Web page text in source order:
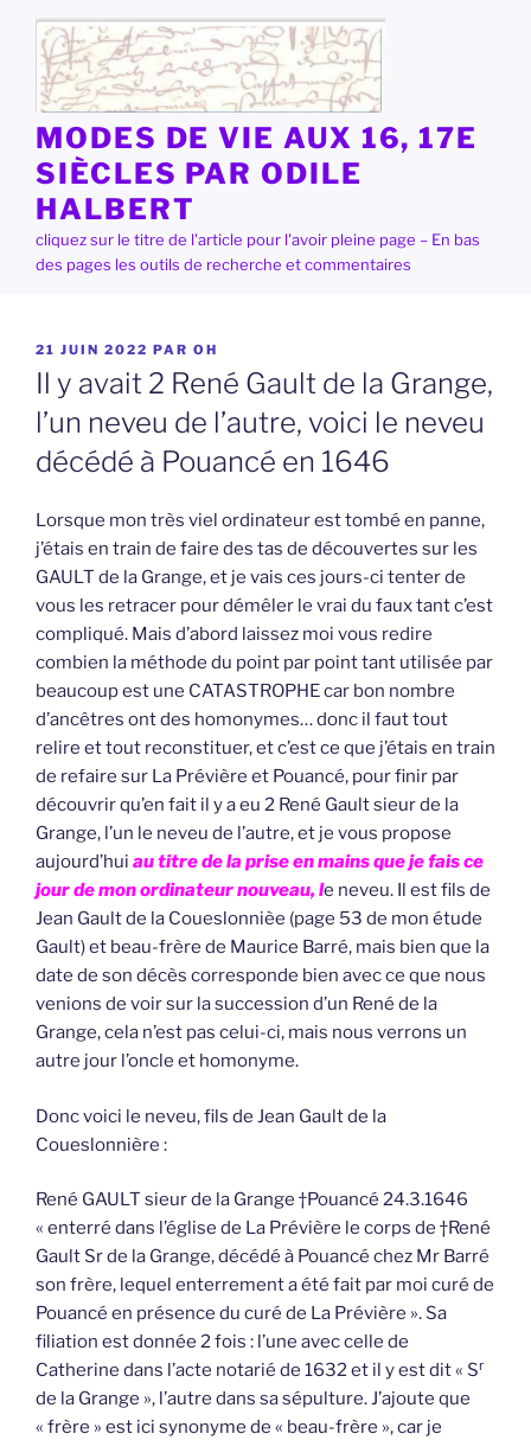
contenu
principal
MODES DE VIE AUX 16, 17E
SIÈCLES PAR ODILE
HALBERT
cliquez sur le titre de l'article pour l'avoir pleine page – En bas
des pages les outils de recherche et commentaires
PUBLIÉ
LE
21 JUIN 2022 PAR OH
Il y avait 2 René Gault de la Grange,
l’un neveu de l’autre, voici le neveu
décédé à Pouancé en 1646
Lorsque mon très viel ordinateur est tombé en panne,
j’étais en train de faire des tas de découvertes sur les
GAULT de la Grange, et je vais ces jours-ci tenter de
vous les retracer pour démêler le vrai du faux tant c’est
compliqué. Mais d’abord laissez moi vous redire
combien la méthode du point par point tant utilisée par
beaucoup est une CATASTROPHE car bon nombre
d’ancêtres ont des homonymes… donc il faut tout
relire et tout reconstituer, et c’est ce que j’étais en train
de refaire sur La Prévière et Pouancé, pour finir par
découvrir qu’en fait il y a eu 2 René Gault sieur de la
Grange, l’un le neveu de l’autre, et je vous propose
aujourd’hui au titre de la prise en mains que je fais ce
jour de mon ordinateur nouveau, le neveu. Il est fils de
Jean Gault de la Coueslonnièe (page 53 de mon étude
Gault) et beau-frère de Maurice Barré, mais bien que la
date de son décès corresponde bien avec ce que nous
venions de voir sur la succession d’un René de la
Grange, cela n’est pas celui-ci, mais nous verrons un
autre jour l’oncle et homonyme.
Donc voici le neveu, fils de Jean Gault de la
Coueslonnière :
René GAULT sieur de la Grange †Pouancé 24.3.1646
« enterré dans l’église de La Prévière le corps de †René
Gault Sr de la Grange, décédé à Pouancé chez Mr Barré
son frère, lequel enterrement a été fait par moi curé de
Pouancé en présence du curé de La Prévière ». Sa
filiation est donnée 2 fois : l’une avec celle de
Catherine dans l’acte notarié de 1632 et il y est dit « Sr
de la Grange », l’autre dans sa sépulture. J’ajoute que
« frère » est ici synonyme de « beau-frère », car je